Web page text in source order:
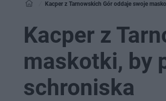
Kacper z Tarnowskich Gór oddaje swoje
Kacper z
maskotki, by
schroniska